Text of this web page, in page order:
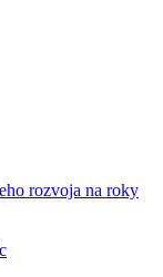
rozvoja na roky